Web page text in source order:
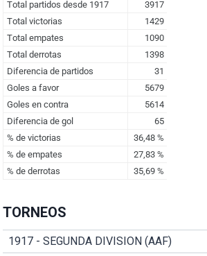
TORNEOS
1917 - SEGUNDA DIVISION (AAF)